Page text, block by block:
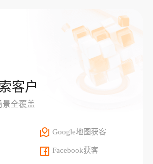
客户
景全覆盖
Google地图获客
Facebook获客